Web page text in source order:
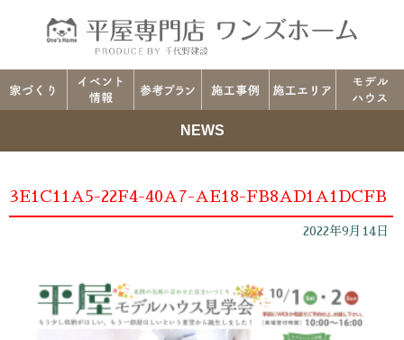
NEWS
3E1C11A5-22F4-40A7-AE18-FB8AD1A1DCFB
2022年9月14日